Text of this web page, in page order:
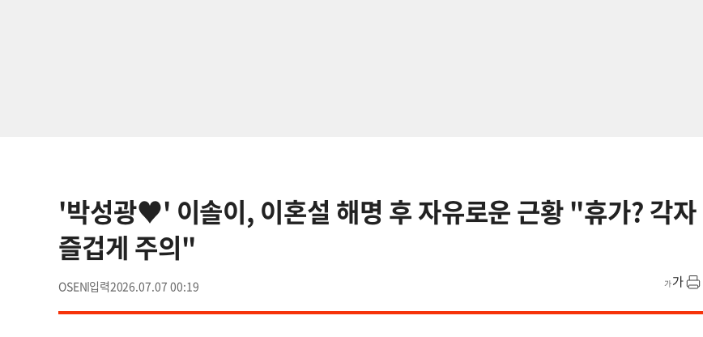
'박성광♥' 이솔이, 이혼설 해명 후 자유로운 근황 "휴가? 각자
즐겁게 주의"
OSEN 2026.07.07 00:19